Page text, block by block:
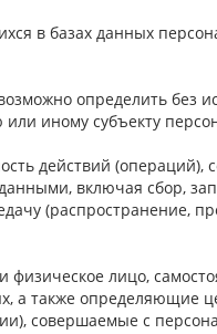
в базах данных
определить без
иному субъекту
действий (операций),
включая сбор,
(распространение,
лицо,
а также определяющие
совершаемые с